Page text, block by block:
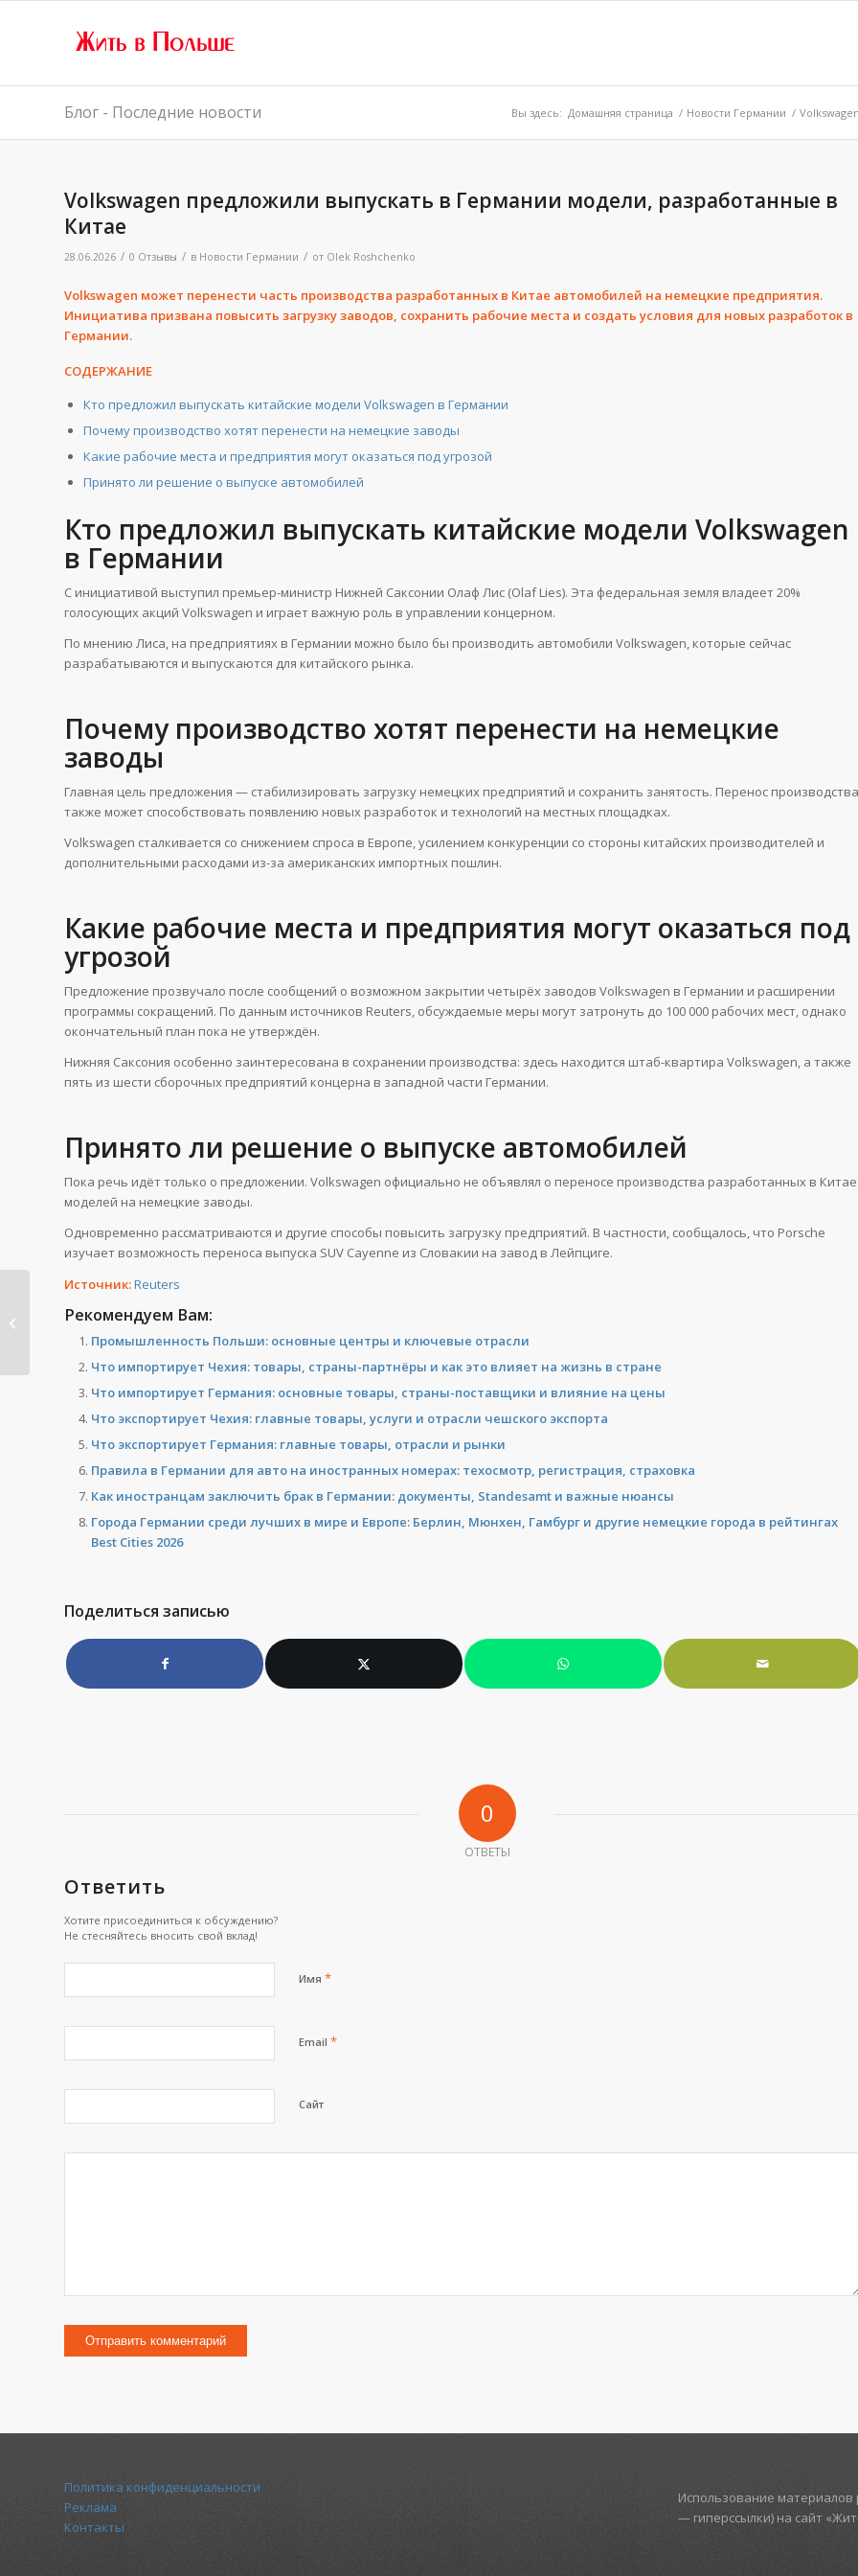
Блог - Последние новости Вы здесь: Домашняя страница / Новости Германии /
Volkswagen предложили выпускать в Германии модели, разработанные в
Китае
28.06.2026 / 0 Отзывы / в Новости Германии / от Olek Roshchenko
Volkswagen может перенести часть производства разработанных в Китае автомобилей на немецкие предприятия.
Инициатива призвана повысить загрузку заводов, сохранить рабочие места и создать условия для новых разработок в
Германии.
СОДЕРЖАНИЕ
Кто предложил выпускать китайские модели Volkswagen в Германии
Почему производство хотят перенести на немецкие заводы
Какие рабочие места и предприятия могут оказаться под угрозой
Принято ли решение о выпуске автомобилей
Кто предложил выпускать китайские модели Volkswagen
в Германии
С инициативой выступил премьер-министр Нижней Саксонии Олаф Лис (Olaf Lies). Эта федеральная земля владеет 20%
голосующих акций Volkswagen и играет важную роль в управлении концерном.
По мнению Лиса, на предприятиях в Германии можно было бы производить автомобили Volkswagen, которые сейчас
разрабатываются и выпускаются для китайского рынка.
Почему производство хотят перенести на немецкие
заводы
Главная цель предложения — стабилизировать загрузку немецких предприятий и сохранить занятость. Перенос производства
также может способствовать появлению новых разработок и технологий на местных площадках.
Volkswagen сталкивается со снижением спроса в Европе, усилением конкуренции со стороны китайских производителей и
дополнительными расходами из-за американских импортных пошлин.
Какие рабочие места и предприятия могут оказаться под
угрозой
Предложение прозвучало после сообщений о возможном закрытии четырёх заводов Volkswagen в Германии и расширении
программы сокращений. По данным источников Reuters, обсуждаемые меры могут затронуть до 100 000 рабочих мест, однако
окончательный план пока не утверждён.
Нижняя Саксония особенно заинтересована в сохранении производства: здесь находится штаб-квартира Volkswagen, а также
пять из шести сборочных предприятий концерна в западной части Германии.
Принято ли решение о выпуске автомобилей
Пока речь идёт только о предложении. Volkswagen официально не объявлял о переносе производства разработанных в Китае
моделей на немецкие заводы.
Одновременно рассматриваются и другие способы повысить загрузку предприятий. В частности, сообщалось, что Porsche
изучает возможность переноса выпуска SUV Cayenne из Словакии на завод в Лейпциге.
Источник:Reuters
Рекомендуем Вам:
Промышленность Польши: основные центры и ключевые отрасли
Что импортирует Чехия: товары, страны-партнёры и как это влияет на жизнь в стране
Что импортирует Германия: основные товары, страны-поставщики и влияние на цены
Что экспортирует Чехия: главные товары, услуги и отрасли чешского экспорта
Что экспортирует Германия: главные товары, отрасли и рынки
Правила в Германии для авто на иностранных номерах: техосмотр, регистрация, страховка
Как иностранцам заключить брак в Германии: документы, Standesamt и важные нюансы
Города Германии среди лучших в мире и Европе: Берлин, Мюнхен, Гамбург и другие немецкие города в рейтингах
Best Cities 2026
Поделиться записью
0
ОТВЕТЫ
Ответить
Хотите присоединиться к обсуждению?
Не стесняйтесь вносить свой вклад!
Имя *
Email *
Сайт
Политика конфиденциальности
Реклама
Контакты
Использование материалов
— гиперссылки) на сайт
жару в Польше:
охлаждение,...